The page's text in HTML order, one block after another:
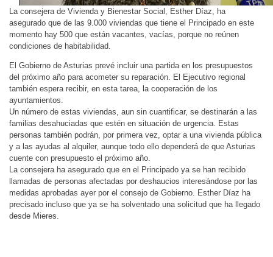
La consejera de Vivienda y Bienestar Social, Esther Díaz, ha
asegurado que de las 9.000 viviendas que tiene el Principado en este
momento hay 500 que están vacantes, vacías, porque no reúnen
condiciones de habitabilidad.
El Gobierno de Asturias prevé incluir una partida en los presupuestos
del próximo año para acometer su reparación. El Ejecutivo regional
también espera recibir, en esta tarea, la cooperación de los
ayuntamientos.
Un número de estas viviendas, aun sin cuantificar, se destinarán a las
familias desahuciadas que estén en situación de urgencia. Estas
personas también podrán, por primera vez, optar a una vivienda pública
y a las ayudas al alquiler, aunque todo ello dependerá de que Asturias
cuente con presupuesto el próximo año.
La consejera ha asegurado que en el Principado ya se han recibido
llamadas de personas afectadas por deshaucios interesándose por las
medidas aprobadas ayer por el consejo de Gobierno. Esther Díaz ha
precisado incluso que ya se ha solventado una solicitud que ha llegado
desde Mieres.